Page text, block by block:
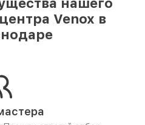
Venox в